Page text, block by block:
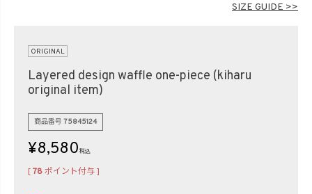
SIZE GUIDE >>
ORIGINAL
Layered design waffle one-piece (kiharu
original item)
商品番号 75845124
¥8,580 税込
[78ポイント付与 ]